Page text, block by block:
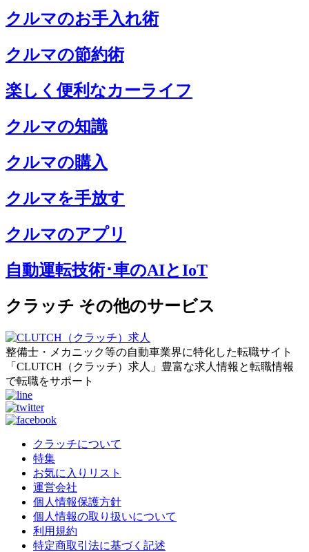
クルマのお手入れ術
クルマの節約術
楽しく便利なカーライフ
クルマの知識
クルマの購入
クルマを手放す
クルマのアプリ
自動運転技術･車のAIとIoT
クラッチ その他のサービス
整備士・メカニック等の自動車業界に特化した転職サイト
「CLUTCH（クラッチ）求人」豊富な求人情報と転職情報
で転職をサポート
クラッチについて
特集
お気に入りリスト
運営会社
個人情報保護方針
個人情報の取り扱いについて
利用規約
特定商取引法に基づく記述